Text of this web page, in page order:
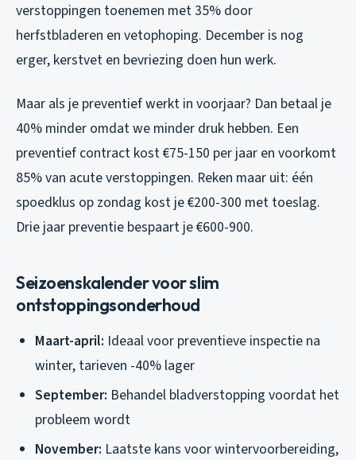
verstoppingen toenemen met 35% door
herfstbladeren en vetophoping. December is nog
erger, kerstvet en bevriezing doen hun werk.
Maar als je preventief werkt in voorjaar? Dan betaal je
40% minder omdat we minder druk hebben. Een
preventief contract kost €75-150 per jaar en voorkomt
85% van acute verstoppingen. Reken maar uit: één
spoedklus op zondag kost je €200-300 met toeslag.
Drie jaar preventie bespaart je €600-900.
Seizoenskalender voor slim
ontstoppingsonderhoud
Maart-april: Ideaal voor preventieve inspectie na
winter, tarieven -40% lager
September: Behandel bladverstopping voordat het
probleem wordt
November: Laatste kans voor wintervoorbereiding,